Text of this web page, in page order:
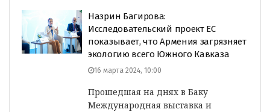
Назрин Багирова:
Исследовательский проект ЕС
показывает, что Армения загрязняет
экологию всего Южного Кавказа
16 марта 2024, 10:00
Прошедшая на днях в Баку
Международная выставка и